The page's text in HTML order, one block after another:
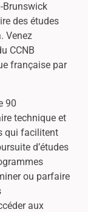
Brunswick
des études
Venez
CCNB
française par
90
technique et
qui facilitent
d’études
ou parfaire
aux